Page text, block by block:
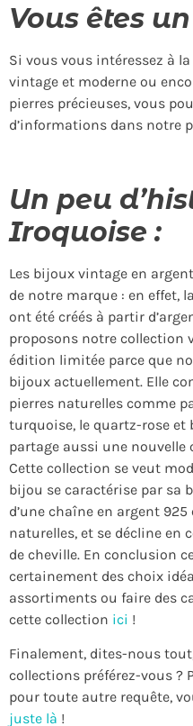
Vous êtes
Si vous vous intéressez à
vintage et moderne ou
pierres précieuses, vous
d’informations dans notre
Un peu
Iroquoise :
Les bijoux vintage en
de notre marque : en effet,
ont été créés à partir
proposons notre collection
édition limitée parce que
bijoux actuellement. Elle
pierres naturelles comme
turquoise, le quartz-rose et
partage aussi une nouvelle
Cette collection se veut
bijou se caractérise par sa
d’une chaîne en argent 925
naturelles, et se décline en
de cheville. En conclusion
certainement des choix
assortiments ou faire des
cette collection ici !
Finalement, dites-nous
collections préférez-vous ?
pour toute autre requête,
juste là !